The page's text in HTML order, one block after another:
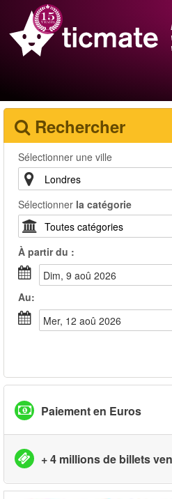
Rechercher
Sélectionner une ville
Sélectionner la catégorie
À partir du :
dim, 9 aoû 2026
Au:
mer, 12 aoû 2026
Paiement en Euros
+ 4 millions de billets